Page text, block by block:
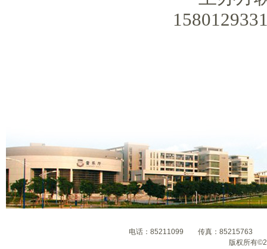
电话：85211099 传真：85215763 地
版权所有